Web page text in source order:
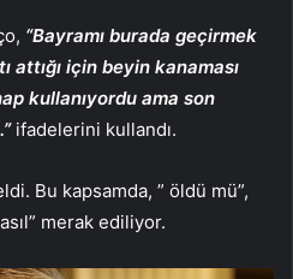
“Bayramı burada geçirmek
attığı için beyin kanaması
kullanıyordu ama son
ifadelerini kullandı.
Bu kapsamda, ” öldü mü”,
merak ediliyor.